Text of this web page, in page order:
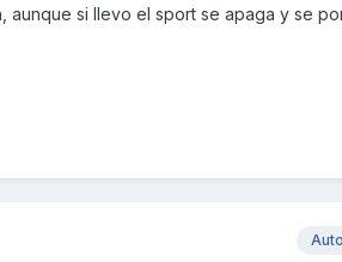
si llevo el sport se apaga y se